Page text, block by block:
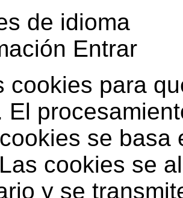
de idioma
Entrar
cookies para
El
se basa
cookies se
y se